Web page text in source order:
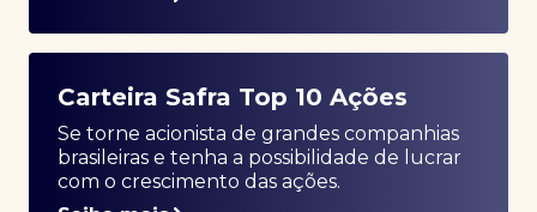
Carteira Safra Top 10 Ações
Se torne acionista de grandes companhias
brasileiras e tenha a possibilidade de lucrar
com o crescimento das ações.